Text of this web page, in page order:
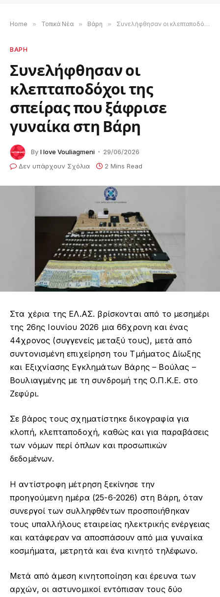
Home » Τοπικά Νέα » Βάρη » Συνελήφθησαν οι κλεπταποδόχοι της σπείρας που ξάφρισε γυναίκα στη Βάρη
ΒΑΡΗ
Συνελήφθησαν οι
κλεπταποδόχοι της
σπείρας που ξάφρισε
γυναίκα στη Βάρη
By I love Vouliagmeni
29/06/2026
Δεν υπάρχουν Σχόλια
2 Mins Read
Στα χέρια της ΕΛ.ΑΣ. βρίσκονται από το μεσημέρι
της 26ης Ιουνίου 2026 μια 66χρονη και ένας
44χρονος (συγγενείς μεταξύ τους), μετά από
συντονισμένη επιχείρηση του Τμήματος Δίωξης
και Εξιχνίασης Εγκλημάτων Βάρης – Βούλας –
Βουλιαγμένης με τη συνδρομή της Ο.Π.Κ.Ε. στο
Ζεφύρι.
Σε βάρος τους σχηματίστηκε δικογραφία για
κλοπή, κλεπταποδοχή, καθώς και για παραβάσεις
των νόμων περί όπλων και προσωπικών
δεδομένων.
Η αντίστροφη μέτρηση ξεκίνησε την
προηγούμενη ημέρα (25-6-2026) στη Βάρη, όταν
συνεργοί των συλληφθέντων προσποιήθηκαν
τους υπαλλήλους εταιρείας ηλεκτρικής ενέργειας
και κατάφεραν να αποσπάσουν από μια γυναίκα
κοσμήματα, μετρητά και ένα κινητό τηλέφωνο.
Μετά από άμεση κινητοποίηση και έρευνα των
αρχών, οι αστυνομικοί εντόπισαν τους δύο